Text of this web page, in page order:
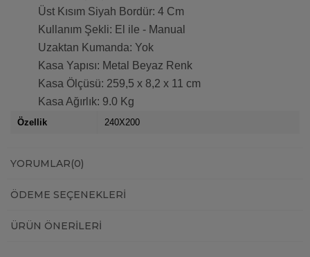
Üst Kısım Siyah Bordür: 4 Cm
Kullanım Şekli: El ile - Manual
Uzaktan Kumanda: Yok
Kasa Yapısı: Metal Beyaz Renk
Kasa Ölçüsü: 259,5 x 8,2 x 11 cm
Kasa Ağırlık: 9.0 Kg
Özellik 240X200
YORUMLAR(0)
ÖDEME SEÇENEKLERI
ÜRÜN ÖNERILERI